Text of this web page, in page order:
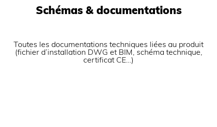
Schémas & documentations
Toutes les documentations techniques liées au produit
(fichier d’installation DWG et BIM, schéma technique,
certificat CE…)